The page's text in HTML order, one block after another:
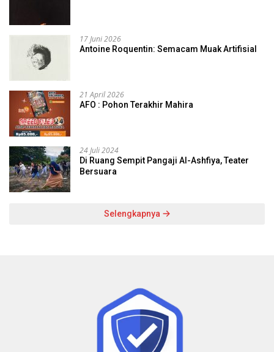
17 Juni 2026
Antoine Roquentin: Semacam Muak Artifisial
21 April 2026
AFO : Pohon Terakhir Mahira
24 Juli 2024
Di Ruang Sempit Pangaji Al-Ashfiya, Teater
Bersuara
Selengkapnya